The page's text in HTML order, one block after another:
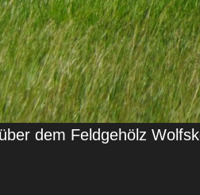
dem Feldgehölz